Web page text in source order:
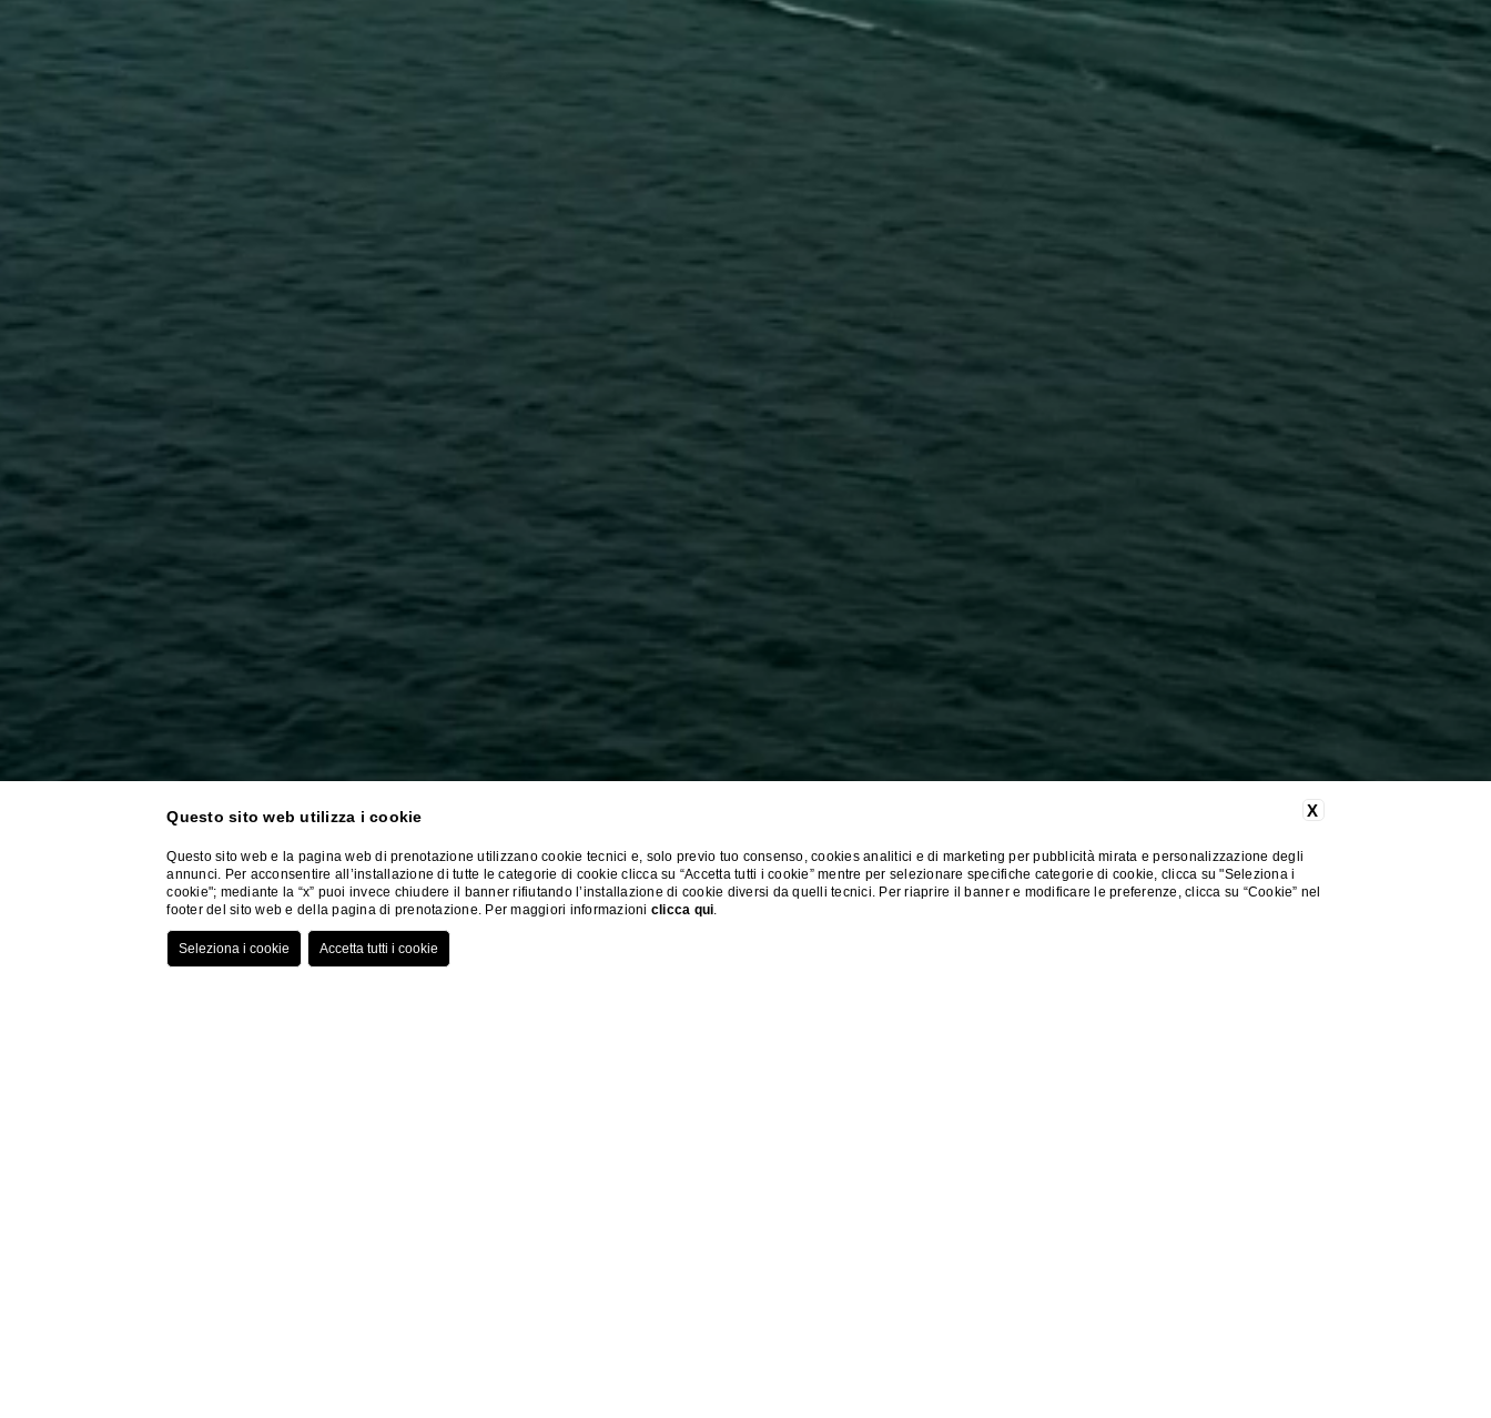
X
Questo sito web utilizza i cookie
Questo sito web e la pagina web di prenotazione utilizzano cookie tecnici e, solo previo tuo consenso, cookies analitici e di marketing per pubblicità mirata e personalizzazione degli
annunci. Per acconsentire all’installazione di tutte le categorie di cookie clicca su “Accetta tutti i cookie” mentre per selezionare specifiche categorie di cookie, clicca su "Seleziona i
cookie"; mediante la “x” puoi invece chiudere il banner rifiutando l’installazione di cookie diversi da quelli tecnici. Per riaprire il banner e modificare le preferenze, clicca su “Cookie” nel
footer del sito web e della pagina di prenotazione. Per maggiori informazioni clicca qui.